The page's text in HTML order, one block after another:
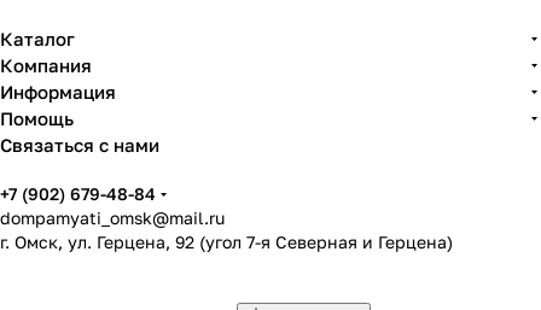
Каталог
Компания
Информация
Помощь
Связаться с нами
+7 (902) 679-48-84
dompamyati_omsk@mail.ru
г. Омск, ул. Герцена, 92 (угол 7-я Северная и Герцена)